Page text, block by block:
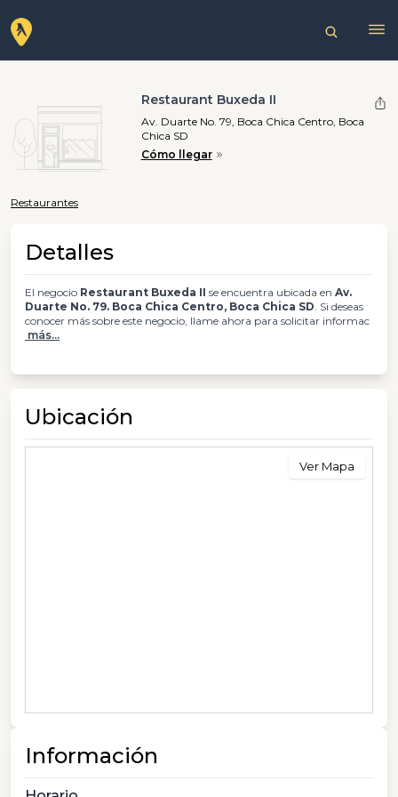
Restaurant Buxeda II
Av. Duarte No. 79, Boca Chica Centro, Boca
Chica SD
Cómo llegar
Restaurantes
Detalles
El negocio Restaurant Buxeda II se encuentra ubicada en Av.
Duarte No. 79. Boca Chica Centro, Boca Chica SD. Si deseas
conocer más sobre este negocio, llame ahora para solicitar informac
más...
Ubicación
Ver Mapa
Información